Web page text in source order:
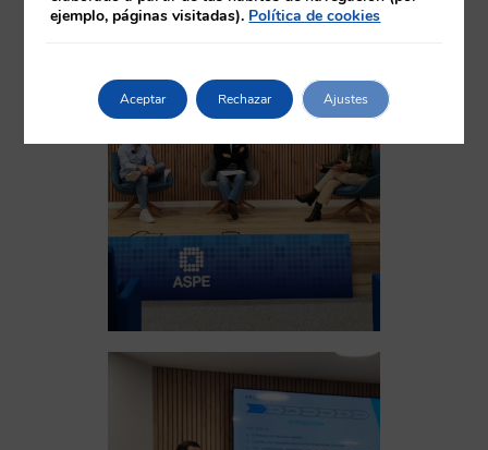
ejemplo, páginas visitadas). Política de cookies
Aceptar Rechazar Ajustes